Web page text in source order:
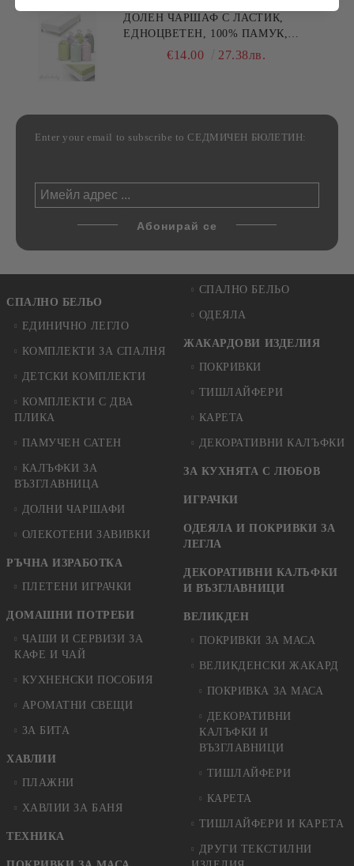
ДОЛЕН ЧАРШАФ С ЛАСТИК,
ЕДНОЦВЕТЕН, 100% ПАМУК,
РАЗЛИЧНИ РАЗМЕРИ
€14.00 27.38лв.
Enter your email to subscribe to СЕДМИЧЕН БЮЛЕТИН:
СПАЛНО БЕЛЬО
ЕДИНИЧНО ЛЕГЛО
КОМПЛЕКТИ ЗА СПАЛНЯ
ДЕТСКИ КОМПЛЕКТИ
КОМПЛЕКТИ С ДВА
ПЛИКА
ПАМУЧЕН САТЕН
КАЛЪФКИ ЗА
ВЪЗГЛАВНИЦА
ДОЛНИ ЧАРШАФИ
ОЛЕКОТЕНИ ЗАВИВКИ
РЪЧНА ИЗРАБОТКА
ПЛЕТЕНИ ИГРАЧКИ
ДОМАШНИ ПОТРЕБИ
ЧАШИ И СЕРВИЗИ ЗА
КАФЕ И ЧАЙ
КУХНЕНСКИ ПОСОБИЯ
АРОМАТНИ СВЕЩИ
ЗА БИТА
ХАВЛИИ
ПЛАЖНИ
ХАВЛИИ ЗА БАНЯ
ТЕХНИКА
СПАЛНО БЕЛЬО
ОДЕЯЛА
ЖАКАРДОВИ ИЗДЕЛИЯ
ПОКРИВКИ
ТИШЛАЙФЕРИ
КАРЕТА
ДЕКОРАТИВНИ КАЛЪФКИ
ЗА КУХНЯТА С ЛЮБОВ
ИГРАЧКИ
ОДЕЯЛА И ПОКРИВКИ ЗА
ЛЕГЛА
ДЕКОРАТИВНИ КАЛЪФКИ
И ВЪЗГЛАВНИЦИ
ВЕЛИКДЕН
ПОКРИВКИ ЗА МАСА
ВЕЛИКДЕНСКИ ЖАКАРД
ПОКРИВКА ЗА МАСА
ДЕКОРАТИВНИ
КАЛЪФКИ И
ВЪЗГЛАВНИЦИ
ТИШЛАЙФЕРИ
КАРЕТА
ТИШЛАЙФЕРИ И КАРЕТА
ДРУГИ ТЕКСТИЛНИ